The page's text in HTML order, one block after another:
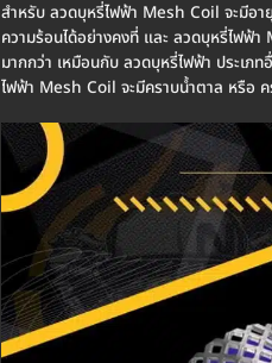
สำหรับ ลวดบุหรี่ไฟฟ้า Mesh Coil จะมีอา
ความร้อนได้อย่างคงที่ และ ลวดบุหรี่ไฟฟ้
มากกว่า เหมือนกับ ลวดบุหรี่ไฟฟ้า ประเภ
ไฟฟ้า Mesh Coil จะมีคราบน้ำตาล หรือ